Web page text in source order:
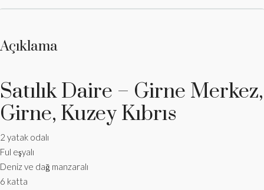
Açıklama
Satılık Daire – Girne Merkez,
Girne, Kuzey Kıbrıs
2 yatak odalı
Ful eşyalı
Deniz ve dağ manzaralı
6 katta